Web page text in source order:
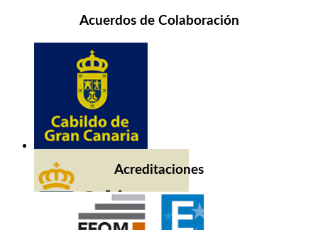
Acuerdos de Colaboración
Acreditaciones